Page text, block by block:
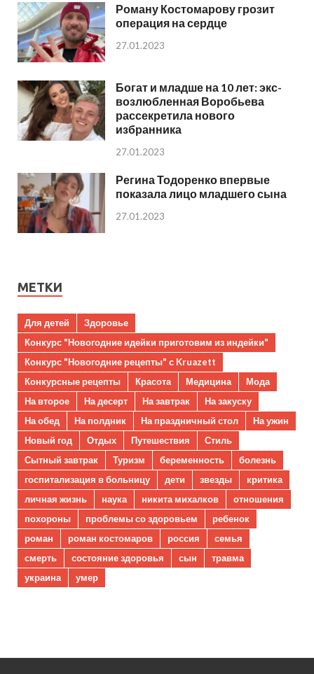
Роману Костомарову грозит
операция на сердце
27.01.2023
Богат и младше на 10 лет: экс-
возлюбленная Воробьева
рассекретила нового
избранника
27.01.2023
Регина Тодоренко впервые
показала лицо младшего сына
27.01.2023
МЕТКИ
Для детей
Здоровье
Конкурс "Новогодние идейки приготовим из индейки"
Конкурс "Новогодние рецепты" с Kruazett
Конкурсные рецепты
Красота Медицина
Мода
На второе
На десерт На завтрак
На закуску
На обед
На полдник На праздничный стол
На ужин
Новый год
Отдых Путешествия
Стиль
Сытный завтрак
Туризм беременность
болезнь
госпитализация в больницу
дети звезды
критика
личная жизнь
наука никита михалков
отношения
похороны
проблемы со здоровьем
ребенок
роман
роман костомаров россия
семья
смерть
состояние здоровья сын
травма
украина
умер